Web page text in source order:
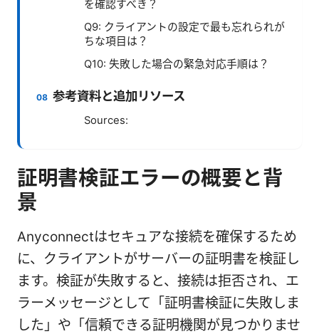
を確認すべき？
Q9: クライアントの設定で最も忘れられが
ちな項目は？
Q10: 失敗した場合の緊急対応手順は？
参考資料と追加リソース
Sources:
証明書検証エラーの概要と背
景
Anyconnectはセキュアな接続を確保するため
に、クライアントがサーバーの証明書を検証し
ます。検証が失敗すると、接続は拒否され、エ
ラーメッセージとして「証明書検証に失敗しま
した」や「信頼できる証明機関が見つかりませ